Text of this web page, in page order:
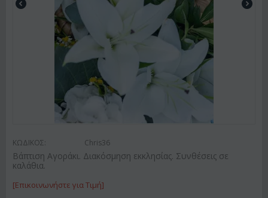
ΚΩΔΙΚΟΣ: Chris36
Βάπτιση Αγοράκι. Διακόσμηση εκκλησίας. Συνθέσεις σε
καλάθια.
[Επικοινωνήστε για Τιμή]